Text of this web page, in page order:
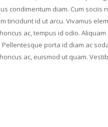
condimentum diam. Cum
tincidunt id ut arcu. Vivamus
ac, tempus id odio.
Pellentesque porta id diam ac
ac, euismod ut quam.